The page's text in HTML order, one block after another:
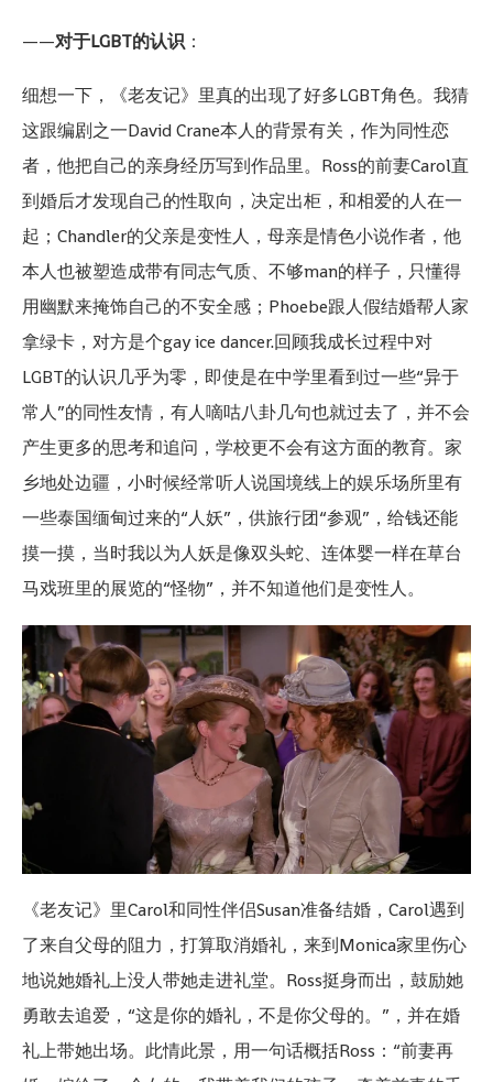
——对于LGBT的认识 ：
细想一下，《老友记》里真的出现了好多LGBT角色。我猜
这跟编剧之一David Crane本人的背景有关，作为同性恋
者，他把自己的亲身经历写到作品里。Ross的前妻Carol直
到婚后才发现自己的性取向，决定出柜，和相爱的人在一
起；Chandler的父亲是变性人，母亲是情色小说作者，他
本人也被塑造成带有同志气质、不够man的样子，只懂得
用幽默来掩饰自己的不安全感；Phoebe跟人假结婚帮人家
拿绿卡，对方是个gay ice dancer.回顾我成长过程中对
LGBT的认识几乎为零，即使是在中学里看到过一些“异于
常人”的同性友情，有人嘀咕八卦几句也就过去了，并不会
产生更多的思考和追问，学校更不会有这方面的教育。家
乡地处边疆，小时候经常听人说国境线上的娱乐场所里有
一些泰国缅甸过来的“人妖”，供旅行团“参观”，给钱还能
摸一摸，当时我以为人妖是像双头蛇、连体婴一样在草台
马戏班里的展览的“怪物”，并不知道他们是变性人。
《老友记》里Carol和同性伴侣Susan准备结婚，Carol遇到
了来自父母的阻力，打算取消婚礼，来到Monica家里伤心
地说她婚礼上没人带她走进礼堂。Ross挺身而出，鼓励她
勇敢去追爱，“这是你的婚礼，不是你父母的。”，并在婚
礼上带她出场。此情此景，用一句话概括Ross：“前妻再